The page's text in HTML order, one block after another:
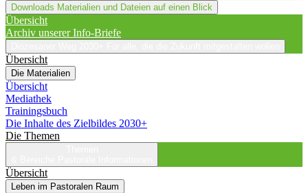
Downloads Materialien und Dateien auf einen Blick
Übersicht
Archiv unserer Info-Briefe
Übersicht
Die Materialien
Übersicht
Mediathek
Trainingsbuch
Die Inhalte des Zielbildes 2030+
Die Themen
Übersicht
Leben im Pastoralen Raum